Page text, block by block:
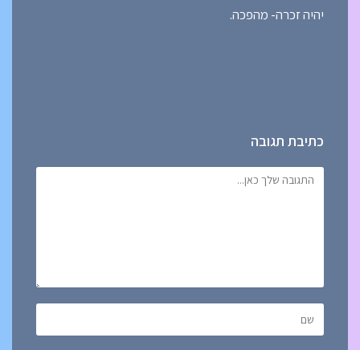
יהיה זכרה- מהפכה.
כתיבת תגובה